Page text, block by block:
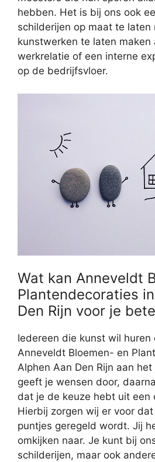
hebben. Het is bij ons ook
schilderijen op maat te laten
kunstwerken te laten maken
werkrelatie of een interne
op de bedrijfsvloer.
Wat kan Anneveldt
Plantendecoraties
Den Rijn voor je
Iedereen die kunst wil huren
Anneveldt Bloemen- en
Alphen Aan Den Rijn aan
geeft je wensen door,
dat je de keuze hebt uit een
Hierbij zorgen wij er voor
puntjes geregeld wordt. Jij
omkijken naar. Je kunt bij
schilderijen, maar ook